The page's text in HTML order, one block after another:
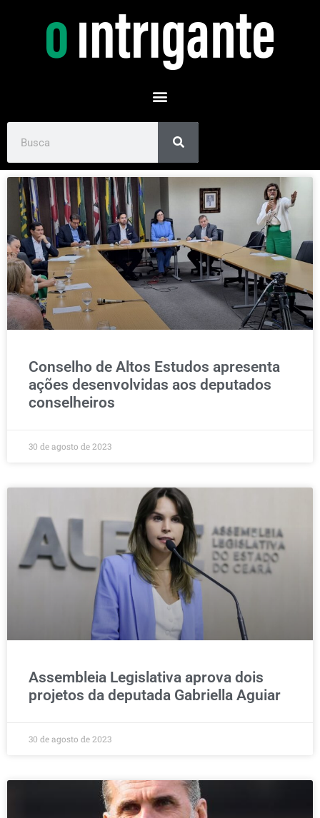
Conselho de Altos Estudos apresenta
ações desenvolvidas aos deputados
conselheiros
30 de agosto de 2023
Assembleia Legislativa aprova dois
projetos da deputada Gabriella Aguiar
30 de agosto de 2023